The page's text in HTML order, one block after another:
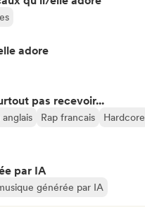
adore
pas recevoir...
anglais Rap francais
Hardcore
par IA
générée par IA